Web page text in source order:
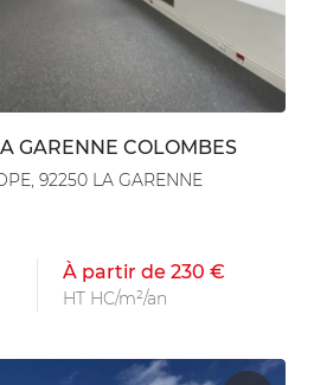
GARENNE COLOMBES
92250 LA GARENNE
À partir de 230 €
HT HC/m²/an